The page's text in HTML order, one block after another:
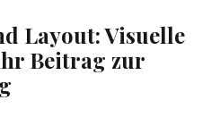
Layout: ⁢Visuelle‍
Beitrag zur⁢